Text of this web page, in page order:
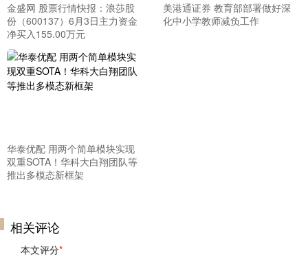
金盛网 股票行情快报：浪莎股
份（600137）6月3日主力资金
净买入155.00万元
美港通证券 教育部部署做好深
化中小学教师减负工作
华泰优配 用两个简单模块实现
双重SOTA！华科大白翔团队等
推出多模态新框架
相关评论
本文评分*